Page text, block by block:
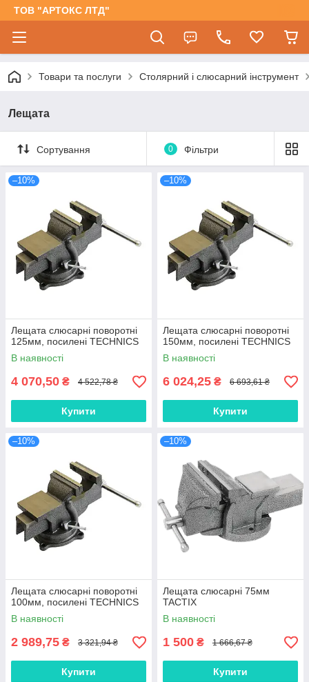
ТОВ "АРТОКС ЛТД"
Товари та послуги Столярний і слюсарний інструмент
Лещата
Сортування 0 Фільтри
–10%
Лещата слюсарні поворотні
125мм, посилені TECHNICS
В наявності
4 070,50 ₴ 4 522,78 ₴
Купити
–10%
Лещата слюсарні поворотні
150мм, посилені TECHNICS
В наявності
6 024,25 ₴ 6 693,61 ₴
Купити
–10%
Лещата слюсарні поворотні
100мм, посилені TECHNICS
В наявності
2 989,75 ₴ 3 321,94 ₴
Купити
–10%
Лещата слюсарні 75мм
TACTIX
В наявності
1 500 ₴ 1 666,67 ₴
Купити